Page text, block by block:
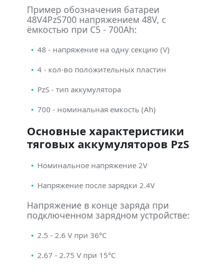
Пример обозначения батареи
48V4PzS700 напряжением 48V, с
ёмкостью при C5 - 700Ah:
48 - напряжение на одну секцию (V)
4 - кол-во положительных пластин
PzS - тип аккумулятора
700 - номинальная емкость (Ah)
Основные характеристики
тяговых аккумуляторов PzS
Номинальное напряжение 2V
Напряжение после зарядки 2.4V
Напряжение в конце заряда при
подключенном зарядном устройстве:
2.5 - 2.6 V при 36°С
2.67 - 2.75 V при 15°С